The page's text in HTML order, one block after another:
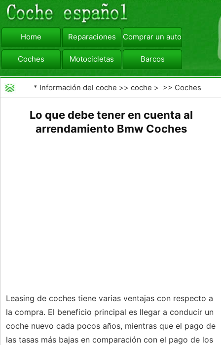
Home Reparaciones Comprar un automóvil
Coches Motocicletas Barcos
viajar Camiones
* Información del coche >>coche > >> Coches
Lo que debe tener en cuenta al
arrendamiento Bmw Coches
Leasing de coches tiene varias ventajas con respecto a
la compra. El beneficio principal es llegar a conducir un
coche nuevo cada pocos años, mientras que el pago de
las tasas más bajas en comparación con el pago de los